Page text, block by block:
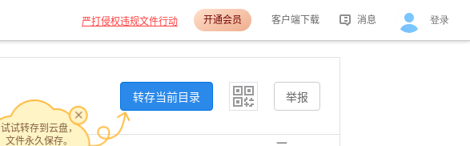
严打侵权违规文件行动 开通会员 客户端下载 消息
分享消息
登录
转存当前目录
试试转存到云盘，
文件永久保存。
举报